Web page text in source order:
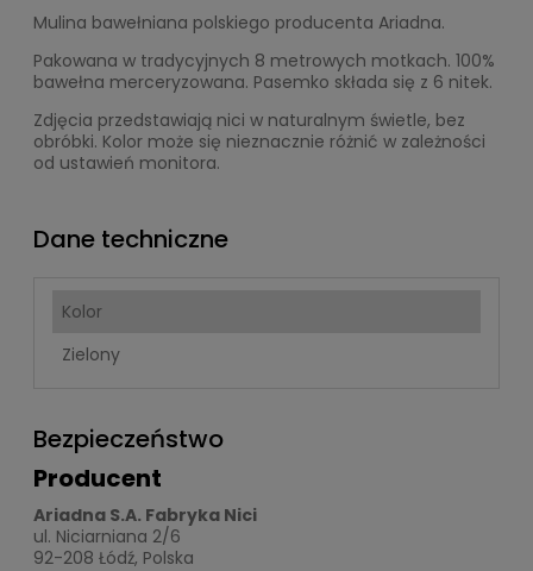
Mulina bawełniana polskiego producenta Ariadna.
Pakowana w tradycyjnych 8 metrowych motkach. 100%
bawełna merceryzowana. Pasemko składa się z 6 nitek.
Zdjęcia przedstawiają nici w naturalnym świetle, bez
obróbki. Kolor może się nieznacznie różnić w zależności
od ustawień monitora.
Dane techniczne
Kolor
Zielony
Bezpieczeństwo
Producent
Ariadna S.A. Fabryka Nici
ul. Niciarniana 2/6
92-208 Łódź, Polska